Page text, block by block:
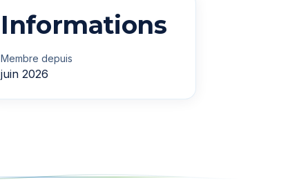
Informations
Membre depuis
juin 2026